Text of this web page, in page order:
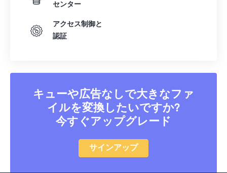
センター
アクセス制御と
認証
キューや広告なしで大きなファ
イルを変換したいですか?
今すぐアップグレード
サインアップ